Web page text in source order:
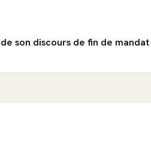
son discours de fin de